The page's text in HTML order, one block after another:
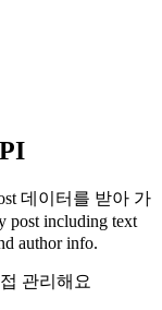
데이터를 받아 가
post including text
author info.
관리해요